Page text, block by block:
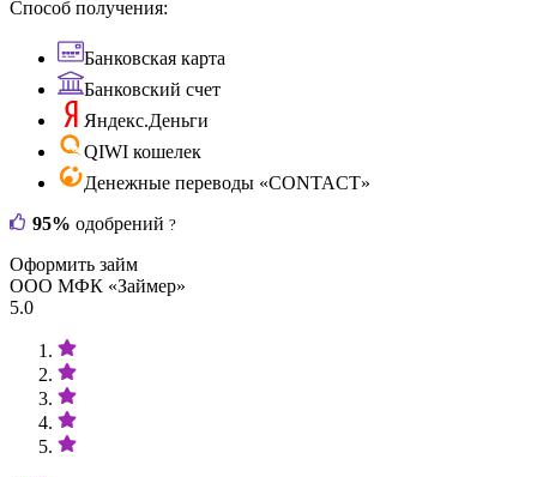
Способ получения:
Банковская карта
Банковский счет
Яндекс.Деньги
QIWI кошелек
Денежные переводы «CONTACT»
95% одобрений ?
Оформить займ
ООО МФК «Займер»
5.0